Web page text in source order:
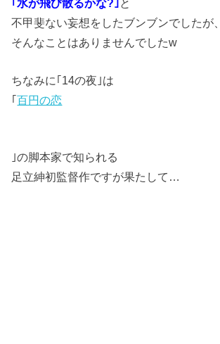
｢水が飛び散るかな?｣と
不甲斐ない妄想をしたブンブンでしたが、
そんなことはありませんでしたw
ちなみに｢14の夜｣は
｢百円の恋
｣の脚本家で知られる
足立紳初監督作ですが果たして…